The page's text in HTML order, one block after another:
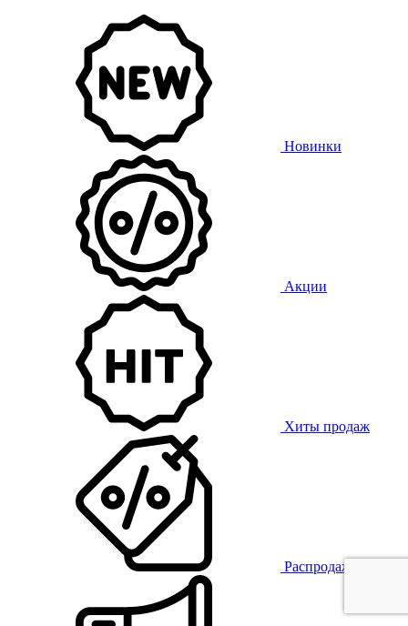
Новинки
Акции
Хиты продаж
Распродажа